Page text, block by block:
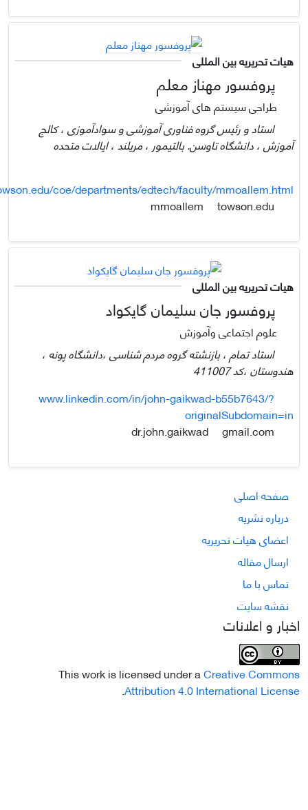
هیات تحریریه بین المللی
پروفسور مهناز معلم
طراحی سیستم های آموزشی
استاد و رئیس گروه فناوری آموزشی و سوادآموزی ، کالج
آموزش ، دانشگاه تاوسن. بالتیمور ، مریلند ، ایالات متحده
coe/departments/edtech/faculty/mmoallem.html
towson.edu
هیات تحریریه بین المللی
پروفسور جان سلیمان گایکواد
علوم اجتماعی وآموزش
استاد تمام ، بازنشته گروه مردم شناسی ،دانشگاه پونه ،
هندوستان ،کد 411007
www.linkedin.com/in/john-gaikwad-b55b7643/?
originalSubdomain=in
gmail.com
صفحه اصلی
درباره نشریه
اعضای هیات تحریریه
ارسال مقاله
تماس با ما
نقشه سایت
اخبار و اعلانات
This work is licensed under aCreative Commons
Attribution 4.0 International License
.